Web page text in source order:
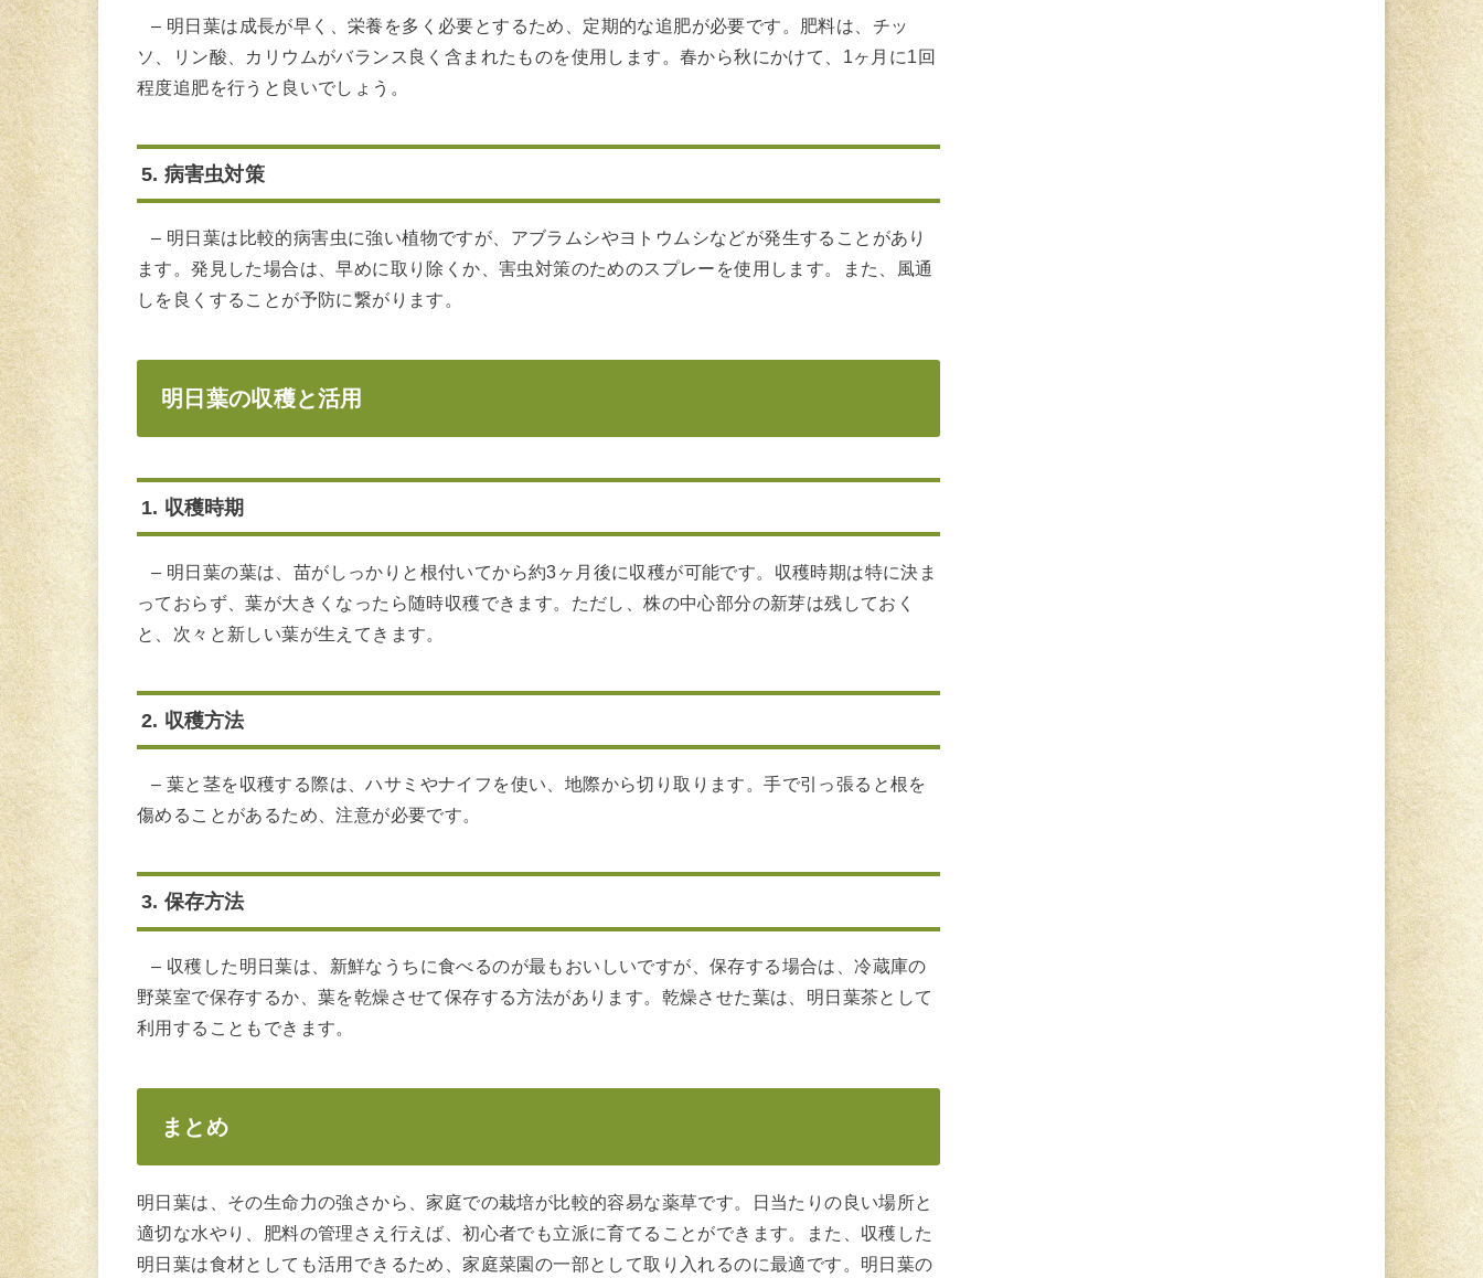
– 明日葉は成長が早く、栄養を多く必要とするため、定期的な追肥が必要です。肥料は、チッ
ソ、リン酸、カリウムがバランス良く含まれたものを使用します。春から秋にかけて、1ヶ月に1回
程度追肥を行うと良いでしょう。
5. 病害虫対策
– 明日葉は比較的病害虫に強い植物ですが、アブラムシやヨトウムシなどが発生することがあり
ます。発見した場合は、早めに取り除くか、害虫対策のためのスプレーを使用します。また、風通
しを良くすることが予防に繋がります。
明日葉の収穫と活用
1. 収穫時期
– 明日葉の葉は、苗がしっかりと根付いてから約3ヶ月後に収穫が可能です。収穫時期は特に決ま
っておらず、葉が大きくなったら随時収穫できます。ただし、株の中心部分の新芽は残しておく
と、次々と新しい葉が生えてきます。
2. 収穫方法
– 葉と茎を収穫する際は、ハサミやナイフを使い、地際から切り取ります。手で引っ張ると根を
傷めることがあるため、注意が必要です。
3. 保存方法
– 収穫した明日葉は、新鮮なうちに食べるのが最もおいしいですが、保存する場合は、冷蔵庫の
野菜室で保存するか、葉を乾燥させて保存する方法があります。乾燥させた葉は、明日葉茶として
利用することもできます。
まとめ
明日葉は、その生命力の強さから、家庭での栽培が比較的容易な薬草です。日当たりの良い場所と
適切な水やり、肥料の管理さえ行えば、初心者でも立派に育てることができます。また、収穫した
明日葉は食材としても活用できるため、家庭菜園の一部として取り入れるのに最適です。明日葉の